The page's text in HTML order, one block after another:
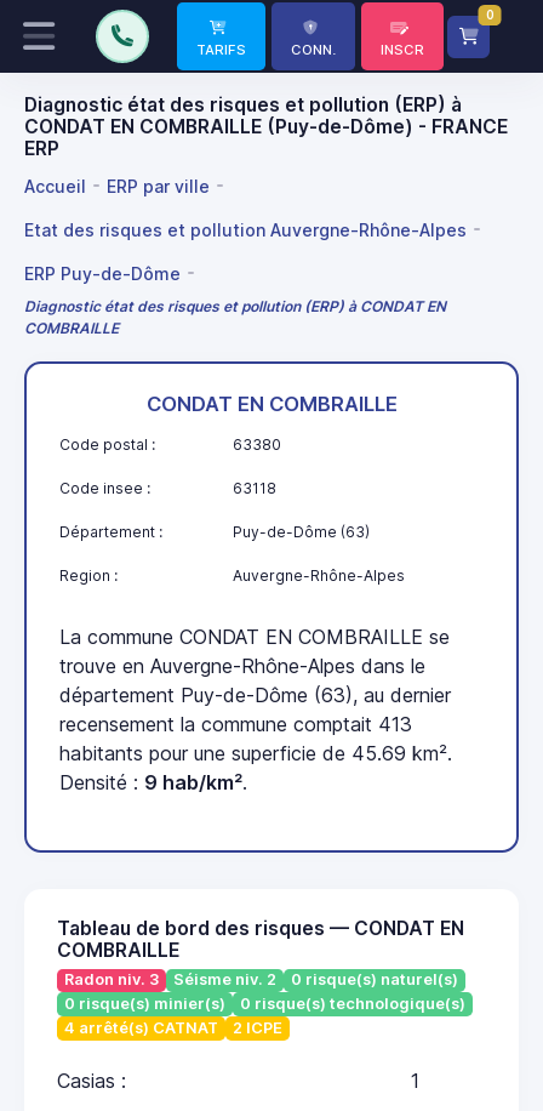
TARIFS CONN. INSCR
0
Diagnostic état des risques et pollution (ERP) à
CONDAT EN COMBRAILLE (Puy-de-Dôme) - FRANCE
ERP
Accueil ERP par ville
Etat des risques et pollution Auvergne-Rhône-Alpes
ERP Puy-de-Dôme
Diagnostic état des risques et pollution (ERP) à CONDAT EN
COMBRAILLE
CONDAT EN COMBRAILLE
Code postal : 63380
Code insee : 63118
Département : Puy-de-Dôme (63)
Region : Auvergne-Rhône-Alpes
La commune CONDAT EN COMBRAILLE se
trouve en Auvergne-Rhône-Alpes dans le
département Puy-de-Dôme (63), au dernier
recensement la commune comptait 413
habitants pour une superficie de 45.69 km².
Densité : 9 hab/km².
Tableau de bord des risques — CONDAT EN
COMBRAILLE
Radon niv. 3 Séisme niv. 2
0 risque(s) naturel(s)
0 risque(s) minier(s)
0 risque(s) technologique(s)
4 arrêté(s) CATNAT
2 ICPE
Casias : 1